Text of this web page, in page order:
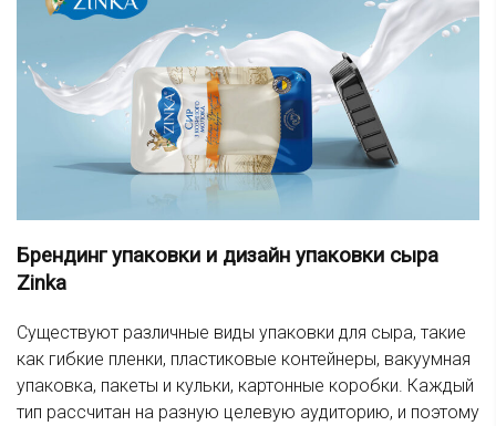
Брендинг упаковки и дизайн упаковки сыра
Zinka
Существуют различные виды упаковки для сыра, такие
как гибкие пленки, пластиковые контейнеры, вакуумная
упаковка, пакеты и кульки, картонные коробки. Каждый
тип рассчитан на разную целевую аудиторию, и поэтому